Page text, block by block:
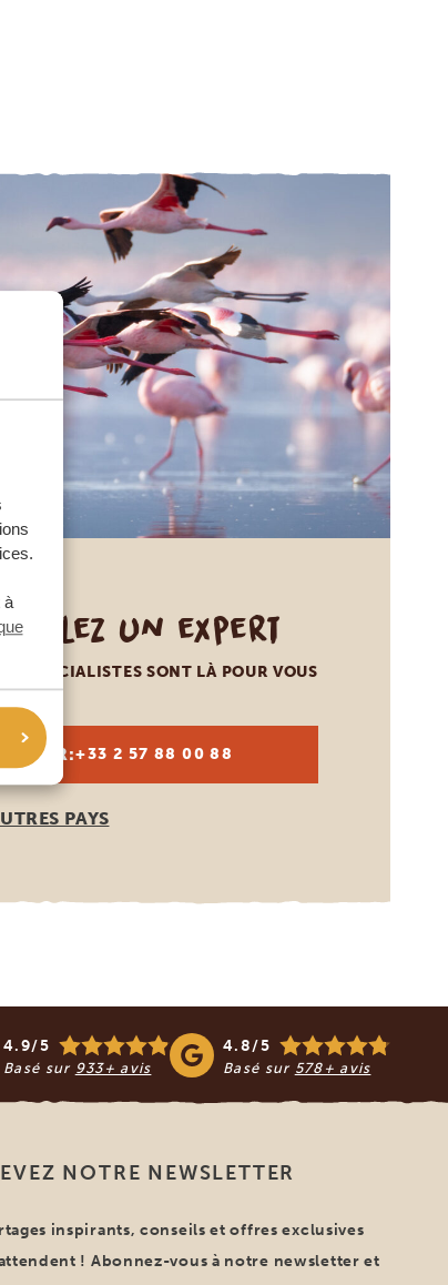
à
un expert
SPÉCIALISTES SONT LÀ POUR VOUS
FR:+33 2 57 88 00 88
PAYS
4.9/5
Basé sur 933+ avis
4.8/5
Basé sur 578+ avis
NOTRE NEWSLETTER
inspirants, conseils et offres exclusives
! Abonnez-vous à notre newsletter et